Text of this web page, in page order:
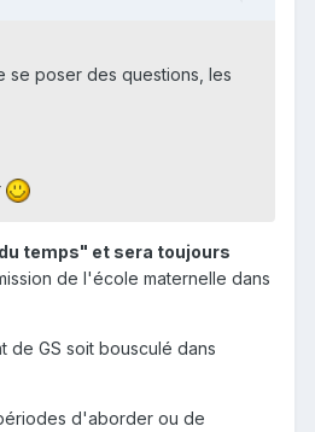
se poser des questions, les
temps" et sera toujours
de l'école maternelle dans
de GS soit bousculé dans
d'aborder ou de